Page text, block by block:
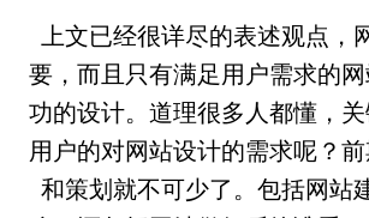
上文已经很详尽的表述观点，
要，而且只有满足用户需求的
功的设计。道理很多人都懂，
用户的对网站设计的需求呢？
和策划就不可少了。包括网站